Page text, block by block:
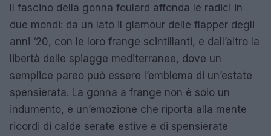
Il fascino della gonna foulard affonda le radici in
due mondi: da un lato il glamour delle flapper degli
anni ‘20, con le loro frange scintillanti, e dall’altro la
libertà delle spiagge mediterranee, dove un
semplice pareo può essere l’emblema di un’estate
spensierata. La gonna a frange non è solo un
indumento, è un’emozione che riporta alla mente
ricordi di calde serate estive e di spensierate